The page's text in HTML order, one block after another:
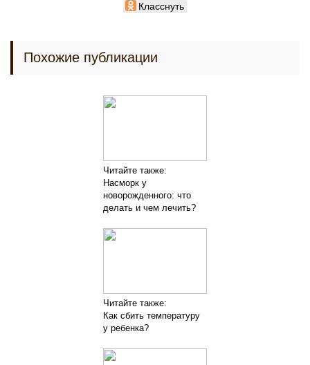
Класснуть
Похожие публикации
Читайте также:
Насморк у
новорожденного: что
делать и чем лечить?
Читайте также:
Как сбить температуру
у ребенка?